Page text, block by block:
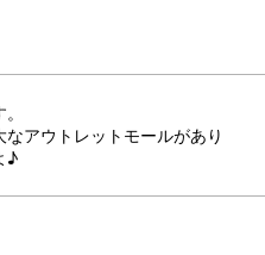
アウトレットモールがあり
♪